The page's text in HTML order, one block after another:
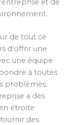
et de
de tout ce
d’offrir une
une équipe
à toutes
problèmes.
a des
étroite
des